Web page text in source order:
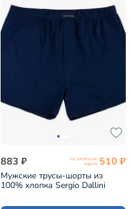
883 ₽ по клубной
карте 510 ₽
Мужские трусы-шорты из
100% хлопка Sergio Dallini